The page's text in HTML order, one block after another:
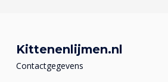
Kittenenlijmen.nl
Contactgegevens